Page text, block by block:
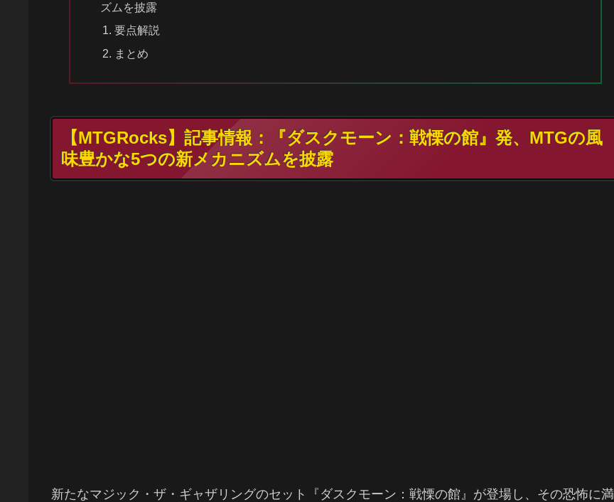
ズムを披露
要点解説
まとめ
【MTGRocks】記事情報：『ダスクモーン：戦慄の館』発、MTGの風
味豊かな5つの新メカニズムを披露
新たなマジック・ザ・ギャザリングのセット『ダスクモーン：戦慄の館』が登場し、その恐怖に満